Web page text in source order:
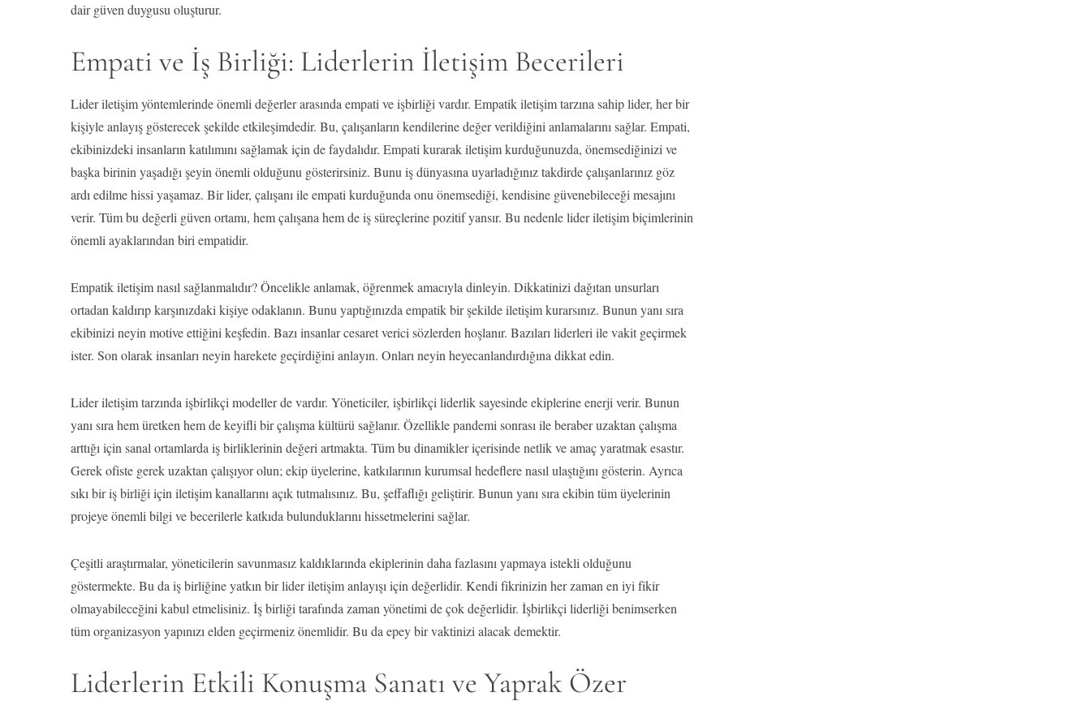
dair güven duygusu oluşturur.
Empati ve İş Birliği: Liderlerin İletişim Becerileri
Lider iletişim yöntemlerinde önemli değerler arasında empati ve işbirliği vardır. Empatik iletişim tarzına sahip lider, her bir
kişiyle anlayış gösterecek şekilde etkileşimdedir. Bu, çalışanların kendilerine değer verildiğini anlamalarını sağlar. Empati,
ekibinizdeki insanların katılımını sağlamak için de faydalıdır. Empati kurarak iletişim kurduğunuzda, önemsediğinizi ve
başka birinin yaşadığı şeyin önemli olduğunu gösterirsiniz. Bunu iş dünyasına uyarladığınız takdirde çalışanlarınız göz
ardı edilme hissi yaşamaz. Bir lider, çalışanı ile empati kurduğunda onu önemsediği, kendisine güvenebileceği mesajını
verir. Tüm bu değerli güven ortamı, hem çalışana hem de iş süreçlerine pozitif yansır. Bu nedenle lider iletişim biçimlerinin
önemli ayaklarından biri empatidir.
Empatik iletişim nasıl sağlanmalıdır? Öncelikle anlamak, öğrenmek amacıyla dinleyin. Dikkatinizi dağıtan unsurları
ortadan kaldırıp karşınızdaki kişiye odaklanın. Bunu yaptığınızda empatik bir şekilde iletişim kurarsınız. Bunun yanı sıra
ekibinizi neyin motive ettiğini keşfedin. Bazı insanlar cesaret verici sözlerden hoşlanır. Bazıları liderleri ile vakit geçirmek
ister. Son olarak insanları neyin harekete geçirdiğini anlayın. Onları neyin heyecanlandırdığına dikkat edin.
Lider iletişim tarzında işbirlikçi modeller de vardır. Yöneticiler, işbirlikçi liderlik sayesinde ekiplerine enerji verir. Bunun
yanı sıra hem üretken hem de keyifli bir çalışma kültürü sağlanır. Özellikle pandemi sonrası ile beraber uzaktan çalışma
arttığı için sanal ortamlarda iş birliklerinin değeri artmakta. Tüm bu dinamikler içerisinde netlik ve amaç yaratmak esastır.
Gerek ofiste gerek uzaktan çalışıyor olun; ekip üyelerine, katkılarının kurumsal hedeflere nasıl ulaştığını gösterin. Ayrıca
sıkı bir iş birliği için iletişim kanallarını açık tutmalısınız. Bu, şeffaflığı geliştirir. Bunun yanı sıra ekibin tüm üyelerinin
projeye önemli bilgi ve becerilerle katkıda bulunduklarını hissetmelerini sağlar.
Çeşitli araştırmalar, yöneticilerin savunmasız kaldıklarında ekiplerinin daha fazlasını yapmaya istekli olduğunu
göstermekte. Bu da iş birliğine yatkın bir lider iletişim anlayışı için değerlidir. Kendi fikrinizin her zaman en iyi fikir
olmayabileceğini kabul etmelisiniz. İş birliği tarafında zaman yönetimi de çok değerlidir. İşbirlikçi liderliği benimserken
tüm organizasyon yapınızı elden geçirmeniz önemlidir. Bu da epey bir vaktinizi alacak demektir.
Liderlerin Etkili Konuşma Sanatı ve Yaprak Özer